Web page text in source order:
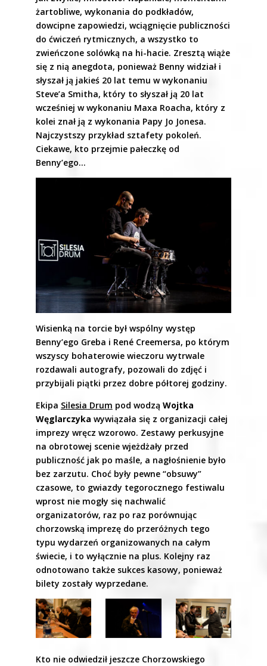
żartobliwe, wykonania do podkładów,
dowcipne zapowiedzi, wciągnięcie publiczności
do ćwiczeń rytmicznych, a wszystko to
zwieńczone solówką na hi-hacie. Zresztą wiąże
się z nią anegdota, ponieważ Benny widział i
słyszał ją jakieś 20 lat temu w wykonaniu
Steve’a Smitha, który to słyszał ją 20 lat
wcześniej w wykonaniu Maxa Roacha, który z
kolei znał ją z wykonania Papy Jo Jonesa.
Najczystszy przykład sztafety pokoleń.
Ciekawe, kto przejmie pałeczkę od
Benny’ego…
Wisienką na torcie był wspólny występ
Benny’ego Greba i René Creemersa, po którym
wszyscy bohaterowie wieczoru wytrwale
rozdawali autografy, pozowali do zdjęć i
przybijali piątki przez dobre półtorej godziny.
Ekipa Silesia Drum pod wodzą Wojtka
Węglarczyka wywiązała się z organizacji całej
imprezy wręcz wzorowo. Zestawy perkusyjne
na obrotowej scenie wjeżdżały przed
publiczność jak po maśle, a nagłośnienie było
bez zarzutu. Choć były pewne “obsuwy”
czasowe, to gwiazdy tegorocznego festiwalu
wprost nie mogły się nachwalić
organizatorów, raz po raz porównując
chorzowską imprezę do przeróżnych tego
typu wydarzeń organizowanych na całym
świecie, i to wyłącznie na plus. Kolejny raz
odnotowano także sukces kasowy, ponieważ
bilety zostały wyprzedane.
Kto nie odwiedził jeszcze Chorzowskiego